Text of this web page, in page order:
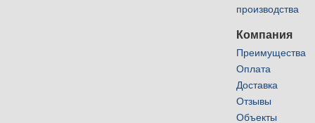
производства
Компания
Преимущества
Оплата
Доставка
Отзывы
Объекты